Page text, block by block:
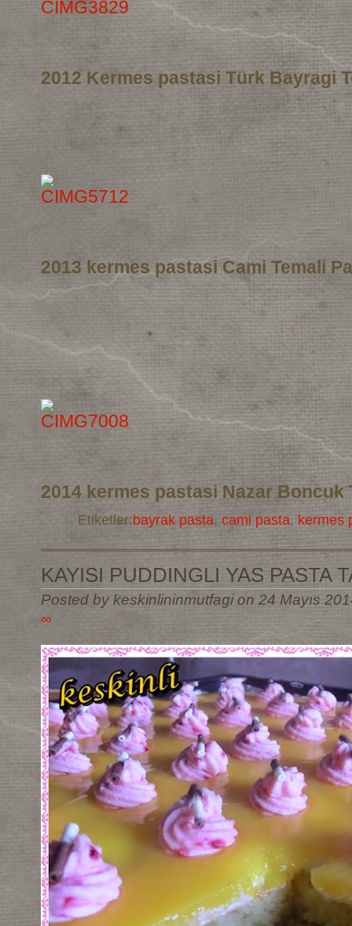
2012 Kermes pastasi Türk Bayragi
2013 kermes pastasi Cami Temali
2014 kermes pastasi Nazar Boncuk
Etiketler:bayrak pasta, cami pasta, kermes
KAYISI PUDDINGLI YAS PASTA
Posted by keskinlininmutfagi on 24 Mayıs
∞